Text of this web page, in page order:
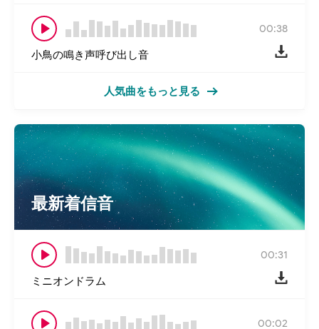
00:38
小鳥の鳴き声呼び出し音
人気曲をもっと見る
最新着信音
00:31
ミニオンドラム
00:02